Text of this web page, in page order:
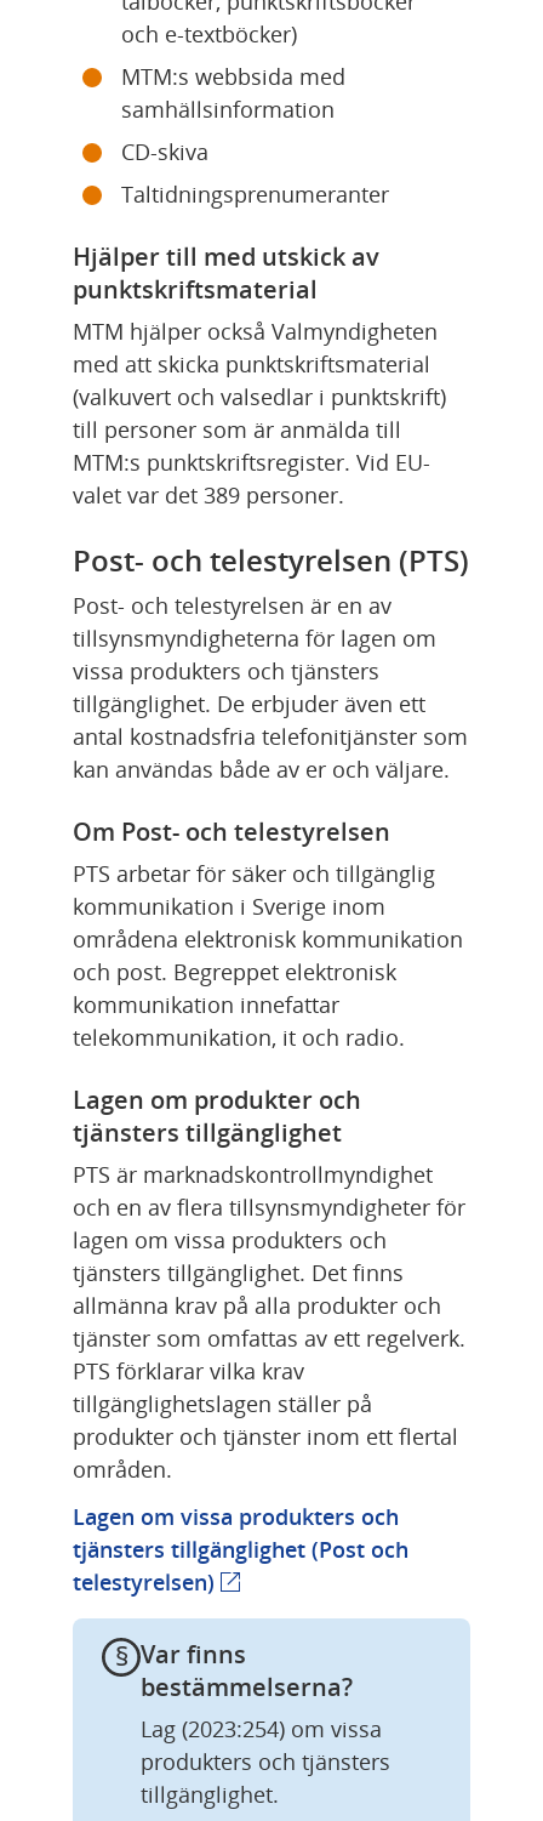
och e-textböcker)
MTM:s webbsida med
samhällsinformation
CD-skiva
Taltidningsprenumeranter
Hjälper till med utskick av
punktskriftsmaterial
MTM hjälper också Valmyndigheten
med att skicka punktskriftsmaterial
(valkuvert och valsedlar i punktskrift)
till personer som är anmälda till
MTM:s punktskriftsregister. Vid EU-
valet var det 389 personer.
Post- och telestyrelsen (PTS)
Post- och telestyrelsen är en av
tillsynsmyndigheterna för lagen om
vissa produkters och tjänsters
tillgänglighet. De erbjuder även ett
antal kostnadsfria telefonitjänster som
kan användas både av er och väljare.
Om Post- och telestyrelsen
PTS arbetar för säker och tillgänglig
kommunikation i Sverige inom
områdena elektronisk kommunikation
och post. Begreppet elektronisk
kommunikation innefattar
telekommunikation, it och radio.
Lagen om produkter och
tjänsters tillgänglighet
PTS är marknadskontrollmyndighet
och en av flera tillsynsmyndigheter för
lagen om vissa produkters och
tjänsters tillgänglighet. Det finns
allmänna krav på alla produkter och
tjänster som omfattas av ett regelverk.
PTS förklarar vilka krav
tillgänglighetslagen ställer på
produkter och tjänster inom ett flertal
områden.
Lagen om vissa produkters och
tjänsters tillgänglighet (Post och
telestyrelsen) Länk till annan webbplats.
Var finns
bestämmelserna?
Lag (2023:254) om vissa
produkters och tjänsters
tillgänglighet.